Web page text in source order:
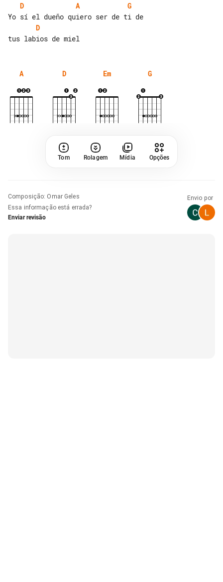
D
A
G
D
A D Em G
Tom Rolagem Mídia Opções
Composição: Omar Geles
Essa informação está errada?
Enviar revisão
Envio por